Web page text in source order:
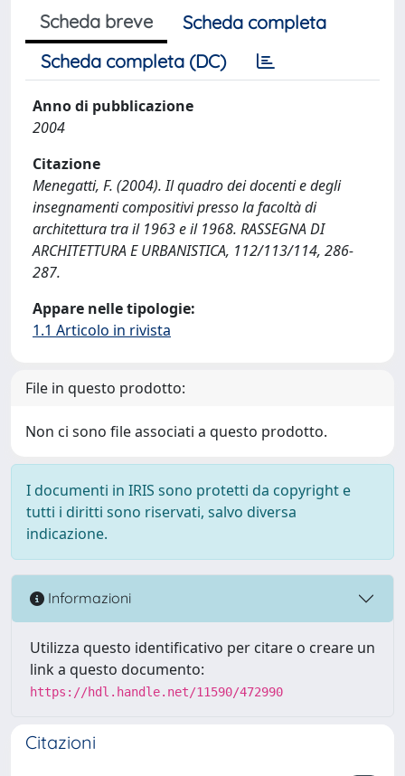
Scheda breve
Scheda completa
Scheda completa (DC)
Anno di pubblicazione
2004
Citazione
Menegatti, F. (2004). Il quadro dei docenti e degli
insegnamenti compositivi presso la facoltà di
architettura tra il 1963 e il 1968. RASSEGNA DI
ARCHITETTURA E URBANISTICA, 112/113/114, 286-
287.
Appare nelle tipologie:
1.1 Articolo in rivista
File in questo prodotto:
Non ci sono file associati a questo prodotto.
I documenti in IRIS sono protetti da copyright e
tutti i diritti sono riservati, salvo diversa
indicazione.
Informazioni
Utilizza questo identificativo per citare o creare un
link a questo documento:
https://hdl.handle.net/11590/472990
Citazioni